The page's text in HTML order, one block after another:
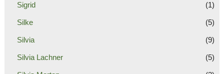
Sigrid (1)
Silke (5)
Silvia (9)
Silvia Lachner (5)